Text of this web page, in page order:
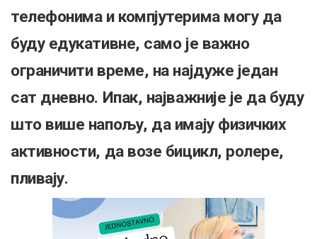
телефонима и компјутерима могу да
буду едукативне, само је важно
ограничити време, на најдуже један
сат дневно. Ипак, најважније је да буду
што више напољу, да имају физичких
активности, да возе бицикл, ролере,
пливају.